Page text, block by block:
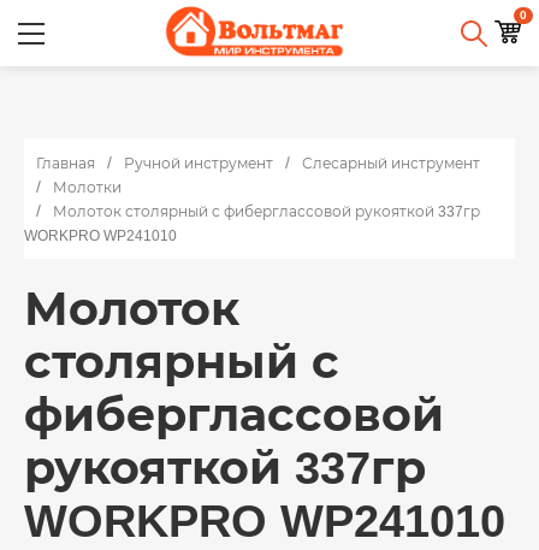
0
Главная Ручной инструмент
Слесарный инструмент
Молотки
Молоток столярный с фиберглассовой рукояткой 337гр
WORKPRO WP241010
Молоток
столярный с
фиберглассовой
рукояткой 337гр
WORKPRO WP241010